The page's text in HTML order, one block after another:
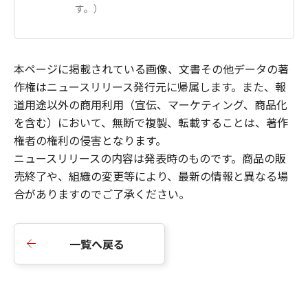
す。）
本ページに掲載されている画像、文書その他データの著
作権はニュースリリース発行元に帰属します。また、報
道用途以外の商用利用（宣伝、マーケティング、商品化
を含む）において、無断で複製、転載することは、著作
権者の権利の侵害となります。
ニュースリリースの内容は発表時のものです。商品の販
売終了や、組織の変更等により、最新の情報と異なる場
合がありますのでご了承ください。
一覧へ戻る